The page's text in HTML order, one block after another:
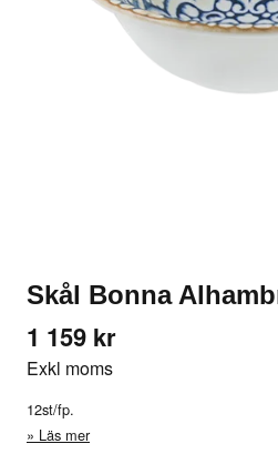
Skål Bonna
1 159 kr
Exkl moms
12st/fp.
Läs mer